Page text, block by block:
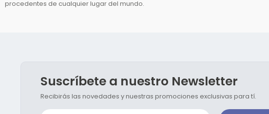
procedentes de cualquier lugar del mundo.
Suscríbete a nuestro Newsletter
Recibirás las novedades y nuestras promociones exclusivas para tí.